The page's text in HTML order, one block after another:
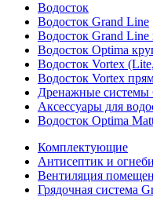
Водосток
Водосток Grand Line
Водосток Grand Line
Водосток Optima
Водосток Vortex
Водосток Vortex
Дренажные системы
Аксессуары для
Водосток Optima
Комплектующие
Антисептик и
Вентиляция
Грядочная система